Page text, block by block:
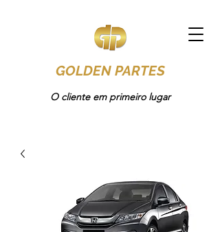
GOLDEN PARTES
O cliente em primeiro lugar